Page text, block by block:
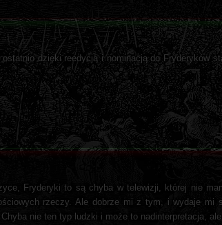
dzięki reedycją i nominacją do Fryderyków
Fryderyki to są chyba w telewizji, której nie
rzeczy. Ale dobrze mi z tym, i wydaje
nie ten typ ludzki i może to nadinterpretacja,